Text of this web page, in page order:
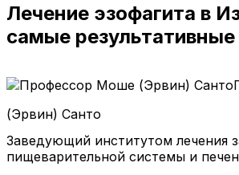
Лечение эзофагита в
самые
(Эрвин) Санто
Заведующий институтом лечения
пищеварительной системы и